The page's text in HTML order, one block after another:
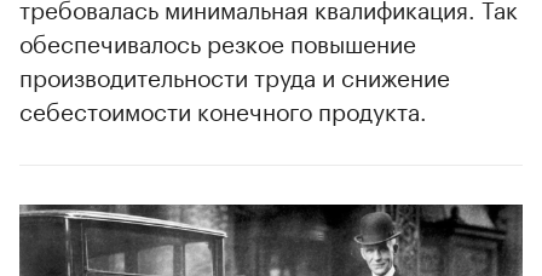
требовалась минимальная квалификация. Так
обеспечивалось резкое повышение
производительности труда и снижение
себестоимости конечного продукта.